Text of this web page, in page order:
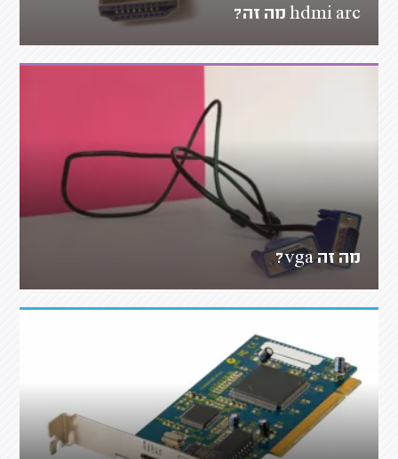
hdmi arc מה זה?
מה זה vga?